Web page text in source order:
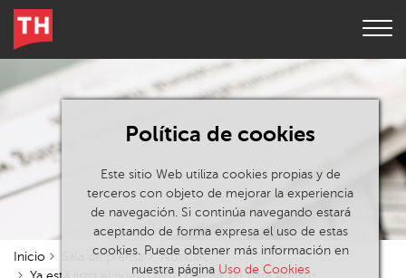
Política de cookies
Este sitio Web utiliza cookies propias y de
terceros con objeto de mejorar la experiencia
de navegación. Si continúa navegando estará
aceptando de forma expresa el uso de estas
cookies. Puede obtener más información en
nuestra página Uso de Cookies
Inicio Sala de prensa
Noticias